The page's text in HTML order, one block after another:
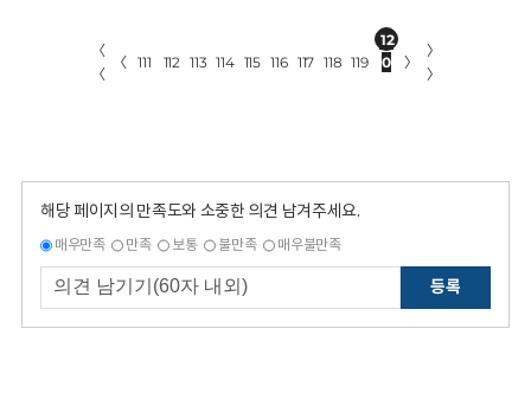
〈
〈
〈 111 112 113 114 115 116 117 118 119
12
0
〉
〉
〉
해당 페이지의 만족도와 소중한 의견 남겨주세요.
매우만족 만족 보통 불만족 매우불만족
등록